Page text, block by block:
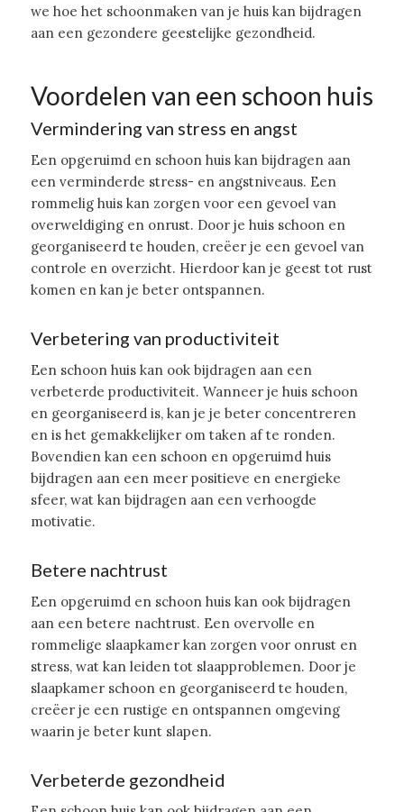
we hoe het schoonmaken van je huis kan bijdragen
aan een gezondere geestelijke gezondheid.
Voordelen van een schoon huis
Vermindering van stress en angst
Een opgeruimd en schoon huis kan bijdragen aan
een verminderde stress- en angstniveaus. Een
rommelig huis kan zorgen voor een gevoel van
overweldiging en onrust. Door je huis schoon en
georganiseerd te houden, creëer je een gevoel van
controle en overzicht. Hierdoor kan je geest tot rust
komen en kan je beter ontspannen.
Verbetering van productiviteit
Een schoon huis kan ook bijdragen aan een
verbeterde productiviteit. Wanneer je huis schoon
en georganiseerd is, kan je je beter concentreren
en is het gemakkelijker om taken af te ronden.
Bovendien kan een schoon en opgeruimd huis
bijdragen aan een meer positieve en energieke
sfeer, wat kan bijdragen aan een verhoogde
motivatie.
Betere nachtrust
Een opgeruimd en schoon huis kan ook bijdragen
aan een betere nachtrust. Een overvolle en
rommelige slaapkamer kan zorgen voor onrust en
stress, wat kan leiden tot slaapproblemen. Door je
slaapkamer schoon en georganiseerd te houden,
creëer je een rustige en ontspannen omgeving
waarin je beter kunt slapen.
Verbeterde gezondheid